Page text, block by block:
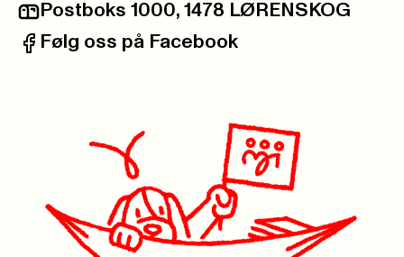
Postadresse:
Postboks 1000, 1478 LØRENSKOG
Facebook:
Følg oss på Facebook